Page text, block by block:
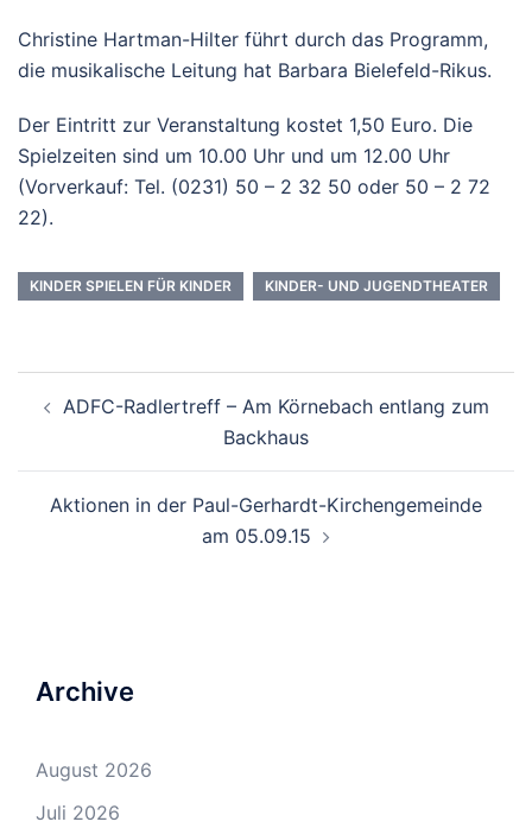
Christine Hartman-Hilter führt durch das Programm,
die musikalische Leitung hat Barbara Bielefeld-Rikus.
Der Eintritt zur Veranstaltung kostet 1,50 Euro. Die
Spielzeiten sind um 10.00 Uhr und um 12.00 Uhr
(Vorverkauf: Tel. (0231) 50 – 2 32 50 oder 50 – 2 72
22).
KINDER SPIELEN FÜR KINDER KINDER- UND JUGENDTHEATER
Navigation
ADFC-Radlertreff – Am Körnebach entlang zum
Backhaus
Aktionen in der Paul-Gerhardt-Kirchengemeinde
am 05.09.15
Archive
August 2026
Juli 2026